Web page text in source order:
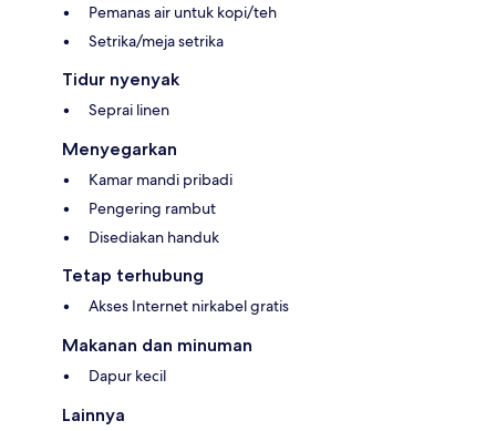
Pemanas air untuk kopi/teh
Setrika/meja setrika
Tidur nyenyak
Seprai linen
Menyegarkan
Kamar mandi pribadi
Pengering rambut
Disediakan handuk
Tetap terhubung
Akses Internet nirkabel gratis
Makanan dan minuman
Dapur kecil
Lainnya